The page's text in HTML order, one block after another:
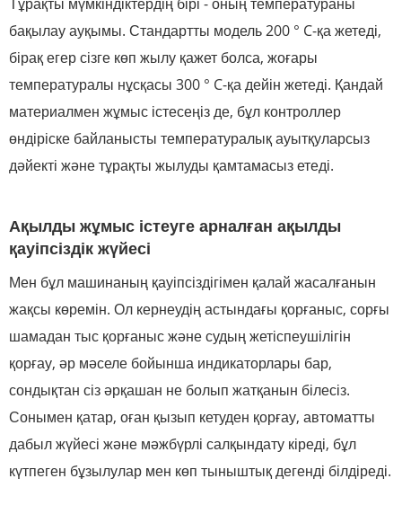
бақылау ауқымы. Стандартты модель 200 ° C-қа жетеді,
бірақ егер сізге көп жылу қажет болса, жоғары
температуралы нұсқасы 300 ° C-қа дейін жетеді. Қандай
материалмен жұмыс істесеңіз де, бұл контроллер
өндіріске байланысты температуралық ауытқуларсыз
дәйекті және тұрақты жылуды қамтамасыз етеді.
Ақылды жұмыс істеуге арналған ақылды
қауіпсіздік жүйесі
Мен бұл машинаның қауіпсіздігімен қалай жасалғанын
жақсы көремін. Ол кернеудің астындағы қорғаныс, сорғы
шамадан тыс қорғаныс және судың жетіспеушілігін
қорғау, әр мәселе бойынша индикаторлары бар,
сондықтан сіз әрқашан не болып жатқанын білесіз.
Сонымен қатар, оған қызып кетуден қорғау, автоматты
дабыл жүйесі және мәжбүрлі салқындату кіреді, бұл
күтпеген бұзылулар мен көп тыныштық дегенді білдіреді.